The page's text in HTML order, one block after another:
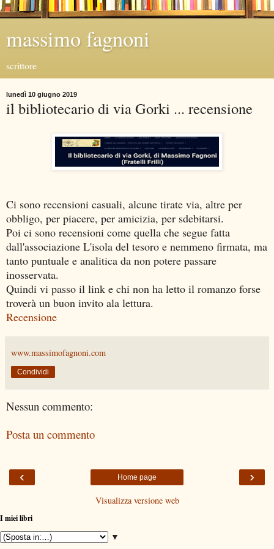
massimo fagnoni
scrittore
lunedì 10 giugno 2019
il bibliotecario di via Gorki ... recensione
Ci sono recensioni casuali, alcune tirate via, altre per
obbligo, per piacere, per amicizia, per sdebitarsi.
Poi ci sono recensioni come quella che segue fatta
dall'associazione L'isola del tesoro e nemmeno firmata, ma
tanto puntuale e analitica da non potere passare
inosservata.
Quindi vi passo il link e chi non ha letto il romanzo forse
troverà un buon invito ala lettura.
Recensione
www.massimofagnoni.com
Condividi
Nessun commento:
Posta un commento
‹ ›
Home page
Visualizza versione web
I miei libri
▼